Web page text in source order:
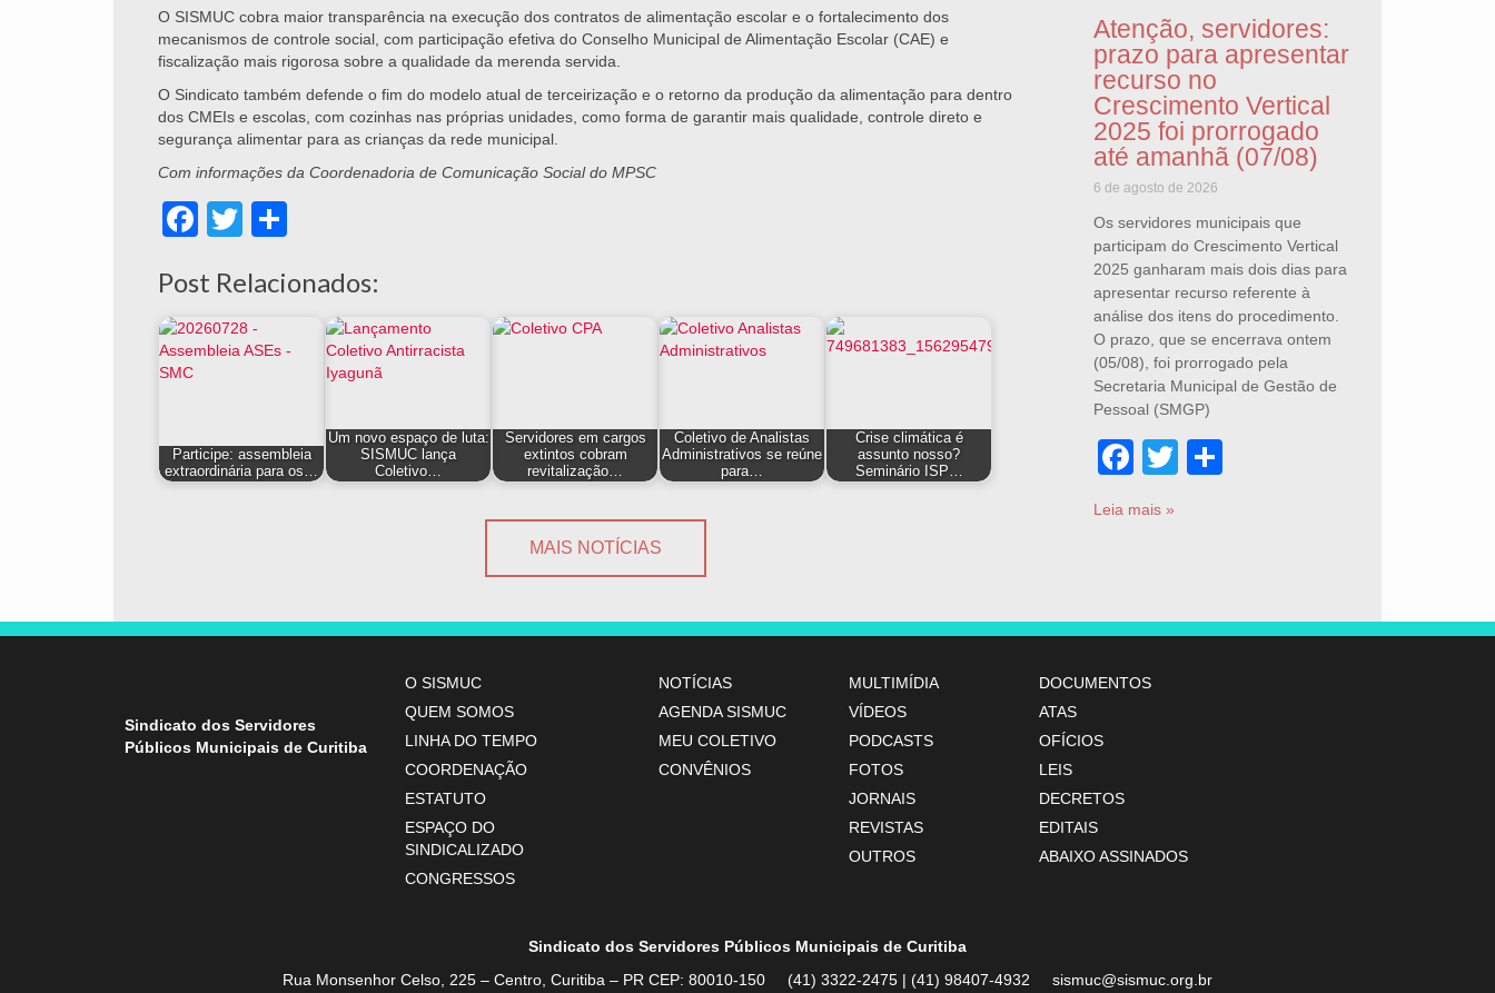
O SISMUC cobra maior transparência na execução dos contratos de alimentação escolar e o fortalecimento dos
mecanismos de controle social, com participação efetiva do Conselho Municipal de Alimentação Escolar (CAE) e
fiscalização mais rigorosa sobre a qualidade da merenda servida.
O Sindicato também defende o fim do modelo atual de terceirização e o retorno da produção da alimentação para dentro
dos CMEIs e escolas, com cozinhas nas próprias unidades, como forma de garantir mais qualidade, controle direto e
segurança alimentar para as crianças da rede municipal.
Com informações da Coordenadoria de Comunicação Social do MPSC
Facebook
Twitter
Post Relacionados:
Participe: assembleia
extraordinária para os…
Um novo espaço de luta:
SISMUC lança
Coletivo…
Servidores em cargos
extintos cobram
revitalização…
Coletivo de Analistas
Administrativos se reúne
para…
Crise climática é
assunto nosso?
Seminário ISP…
MAIS NOTÍCIAS
Atenção, servidores:
prazo para apresentar
recurso no
Crescimento Vertical
2025 foi prorrogado
até amanhã (07/08)
6 de agosto de 2026
Os servidores municipais que
participam do Crescimento Vertical
2025 ganharam mais dois dias para
apresentar recurso referente à
análise dos itens do procedimento.
O prazo, que se encerrava ontem
(05/08), foi prorrogado pela
Secretaria Municipal de Gestão de
Pessoal (SMGP)
Facebook
Twitter
Leia mais »
Sindicato dos Servidores
Públicos Municipais de Curitiba
O SISMUC
QUEM SOMOS
LINHA DO TEMPO
COORDENAÇÃO
ESTATUTO
ESPAÇO DO
SINDICALIZADO
CONGRESSOS
NOTÍCIAS
AGENDA SISMUC
MEU COLETIVO
CONVÊNIOS
MULTIMÍDIA
VÍDEOS
PODCASTS
FOTOS
JORNAIS
REVISTAS
OUTROS
DOCUMENTOS
ATAS
OFÍCIOS
LEIS
DECRETOS
EDITAIS
ABAIXO ASSINADOS
Sindicato dos Servidores Públicos Municipais de Curitiba
Rua Monsenhor Celso, 225 – Centro, Curitiba – PR CEP: 80010-150 (41) 3322-2475 | (41) 98407-4932 sismuc@sismuc.org.br